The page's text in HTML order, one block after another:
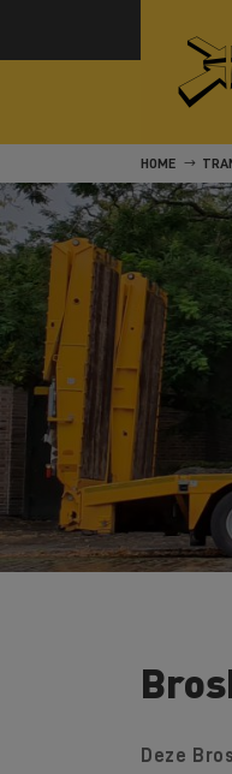
HOME
Deze